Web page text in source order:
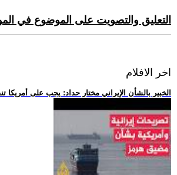
التعليق والتصويت على الموضوع في
اخر الافلام
.. الخبير بالشأن الإيراني مختار حداد: يجب على أمريكا